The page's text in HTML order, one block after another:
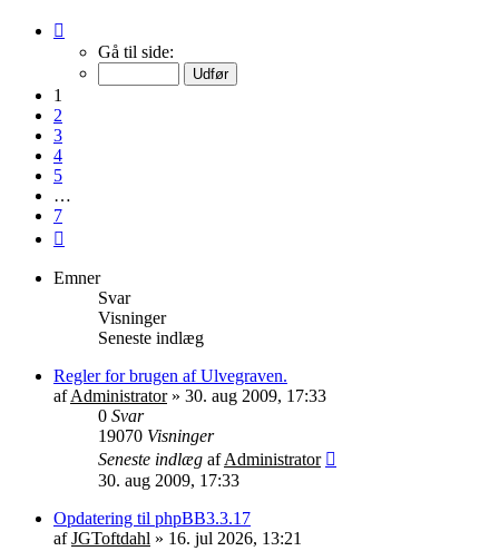
Gå til side:
1
2
3
4
5
…
7
Emner
Svar
Visninger
Seneste indlæg
Regler for brugen af Ulvegraven.
afAdministrator» 30. aug 2009, 17:33
0 Svar
19070 Visninger
Seneste indlæg afAdministrator
30. aug 2009, 17:33
Opdatering til phpBB3.3.17
afJGToftdahl » 16. jul 2026, 13:21